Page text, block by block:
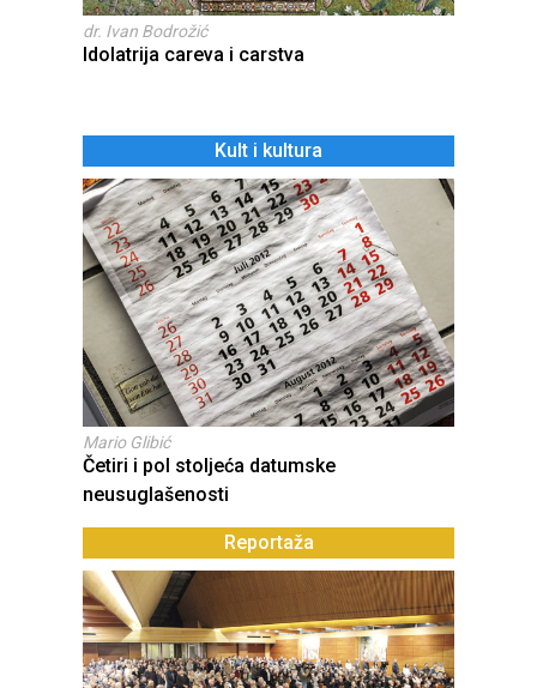
dr. Ivan Bodrožić
Idolatrija careva i carstva
Kult i kultura
Mario Glibić
Četiri i pol stoljeća datumske
neusuglašenosti
Reportaža